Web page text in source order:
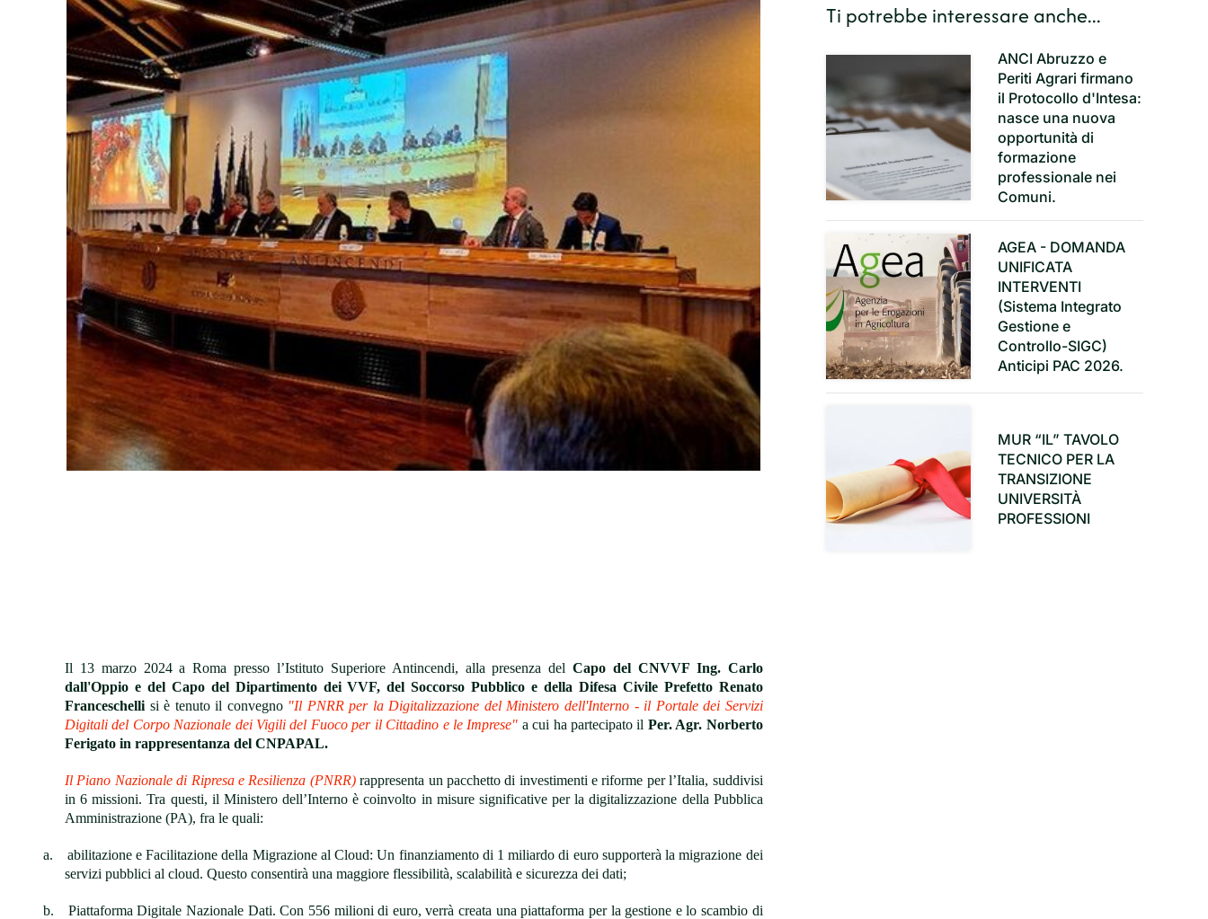
Il 13 marzo 2024 a Roma presso l’Istituto Superiore Antincendi, alla presenza delCapo del CNVVF Ing. Carlo
dall'Oppio e del Capo del Dipartimento dei VVF, del Soccorso Pubblico e della Difesa Civile Prefetto Renato
Franceschelli si è tenuto il convegno "Il PNRR per la Digitalizzazione del Ministero dell'Interno - il Portale dei Servizi
Digitali del Corpo Nazionale dei Vigili del Fuoco per il Cittadino e le Imprese" a cui ha partecipato il Per. Agr. Norberto
Ferigato in rappresentanza del CNPAPAL.
Il Piano Nazionale di Ripresa e Resilienza (PNRR)rappresenta un pacchetto di investimenti e riforme per l’Italia, suddivisi
in 6 missioni. Tra questi, il Ministero dell’Interno è coinvolto in misure significative per la digitalizzazione della Pubblica
Amministrazione (PA), fra le quali:
a.
abilitazione e Facilitazione della Migrazione al Cloud: Un finanziamento di 1 miliardo di euro supporterà la migrazione dei
servizi pubblici al cloud. Questo consentirà una maggiore flessibilità, scalabilità e sicurezza dei dati;
b.
Piattaforma Digitale Nazionale Dati. Con 556 milioni di euro, verrà creata una piattaforma per la gestione e lo scambio di
Ti potrebbe interessare anche...
ANCI Abruzzo e
Periti Agrari firmano
il Protocollo d'Intesa:
nasce una nuova
opportunità di
formazione
professionale nei
Comuni.
AGEA - DOMANDA
UNIFICATA
INTERVENTI
(Sistema Integrato
Gestione e
Controllo-SIGC)
Anticipi PAC 2026.
MUR “IL” TAVOLO
TECNICO PER LA
TRANSIZIONE
UNIVERSITÀ
PROFESSIONI